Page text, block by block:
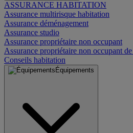
ASSURANCE HABITATION
Assurance multirisque habitation
Assurance déménagement
Assurance studio
Assurance propriétaire non occupant
Assurance propriétaire non occupant
Conseils habitation
Équipements